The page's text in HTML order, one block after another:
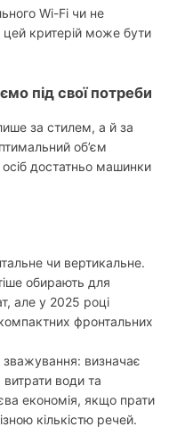
Wi-Fi чи не
критерій може бути
під свої потреби
за стилем, а й за
об’єм
достатньо машинки
чи вертикальне.
обирають для
але у 2025 році
фронтальних
визначає
витрати води та
економія, якщо прати
кількістю речей.